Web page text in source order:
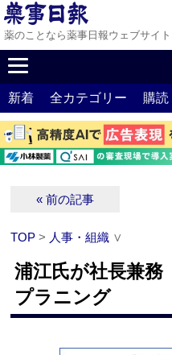
薬のことなら薬事日報ウェブサイト
新着 全カテゴリー 購読
« 前の記事
TOP > 人事・組織 ∨
浦江氏が社長兼
プラニング